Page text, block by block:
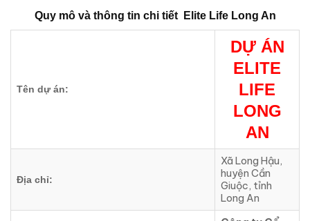
Quy mô và thông tin chi tiết Elite Life Long An
Tên dự án:
DỰ ÁN
ELITE
LIFE
LONG
AN
Địa chỉ:
Xã Long Hậu,
huyện Cần
Giuộc, tỉnh
Long An